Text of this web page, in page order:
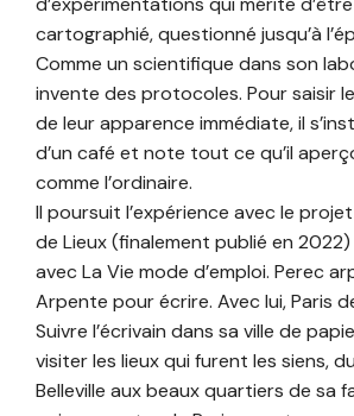
cartographié, questionné jusqu’à
Comme un scientifique dans son
invente des protocoles. Pour saisir
de leur apparence immédiate, il
d’un café et note tout ce qu’il
comme l’ordinaire.
Il poursuit l’expérience avec le
de Lieux (finalement publié en
avec La Vie mode d’emploi. Perec
Arpente pour écrire. Avec lui, Paris
Suivre l’écrivain dans sa ville de
visiter les lieux qui furent les siens,
Belleville aux beaux quartiers de sa